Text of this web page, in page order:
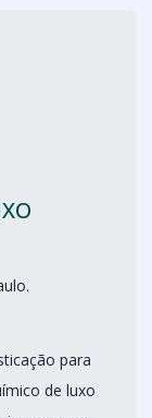
para
de luxo